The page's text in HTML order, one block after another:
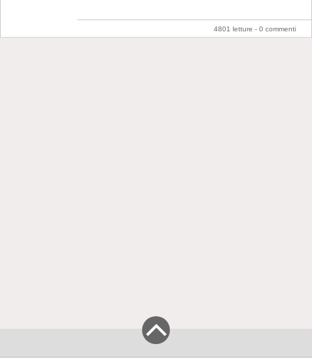
4801 letture - 0 commenti